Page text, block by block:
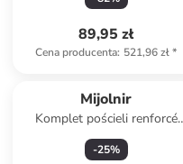
89,95 zł
Cena producenta: 521,96 zł*
Mijolnir
Komplet pościeli renforcé
"Lovelace" w kolorze szaro-
jasnobrązowym
-25%